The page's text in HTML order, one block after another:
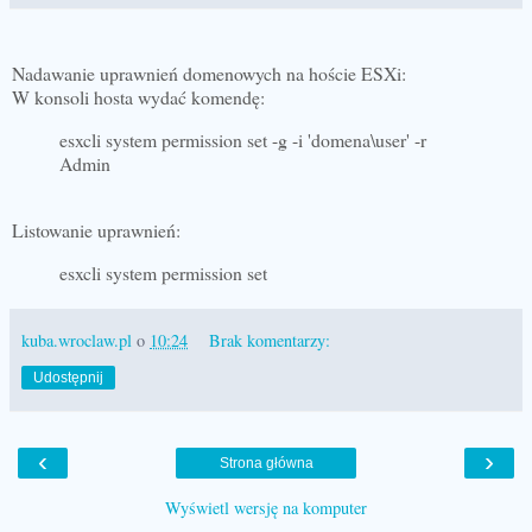
Nadawanie uprawnień domenowych na hoście ESXi:
W konsoli hosta wydać komendę:
esxcli system permission set -g -i 'domena\user' -r
Admin
Listowanie uprawnień:
esxcli system permission set
kuba.wroclaw.pl o 10:24 Brak komentarzy:
Udostępnij
‹ ›
Strona główna
Wyświetl wersję na komputer